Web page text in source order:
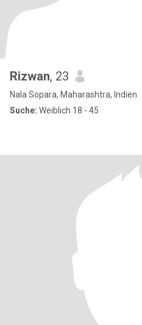
Rizwan, 23
Nala Sopara, Maharashtra, Indien
Suche: Weiblich 18 - 45